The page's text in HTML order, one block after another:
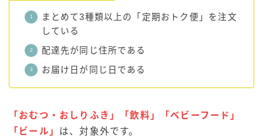
まとめて3種類以上の「定期おトク便」を注文
している
配達先が同じ住所である
お届け日が同じ日である
「おむつ・おしりふき」「飲料」「ベビーフード」
「ビール」 は、対象外です。